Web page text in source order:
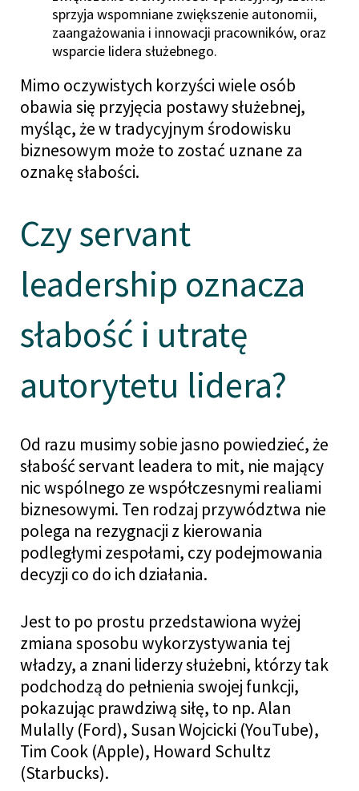
sprzyja wspomniane zwiększenie autonomii,
zaangażowania i innowacji pracowników, oraz
wsparcie lidera służebnego.
Mimo oczywistych korzyści wiele osób
obawia się przyjęcia postawy służebnej,
myśląc, że w tradycyjnym środowisku
biznesowym może to zostać uznane za
oznakę słabości.
Czy servant
leadership oznacza
słabość i utratę
autorytetu lidera?
Od razu musimy sobie jasno powiedzieć, że
słabość servant leadera to mit, nie mający
nic wspólnego ze współczesnymi realiami
biznesowymi. Ten rodzaj przywództwa nie
polega na rezygnacji z kierowania
podległymi zespołami, czy podejmowania
decyzji co do ich działania.
Jest to po prostu przedstawiona wyżej
zmiana sposobu wykorzystywania tej
władzy, a znani liderzy służebni, którzy tak
podchodzą do pełnienia swojej funkcji,
pokazując prawdziwą siłę, to np. Alan
Mulally (Ford), Susan Wojcicki (YouTube),
Tim Cook (Apple), Howard Schultz
(Starbucks).